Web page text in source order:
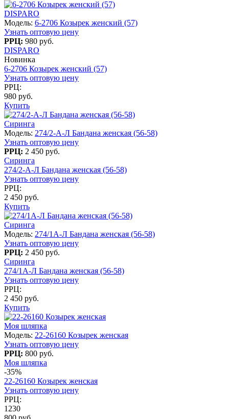
DISPARO
Модель: 6-2706 Козырек женский (57)
Узнать оптовую цену
РРЦ: 980 руб.
DISPARO
Новинка
6-2706 Козырек женский (57)
Узнать оптовую цену
РРЦ:
980 руб.
Купить
Сиринга
Модель: 274/2-A-Л Бандана женская (56-58)
Узнать оптовую цену
РРЦ: 2 450 руб.
Сиринга
274/2-A-Л Бандана женская (56-58)
Узнать оптовую цену
РРЦ:
2 450 руб.
Купить
Сиринга
Модель: 274/1A-Л Бандана женская (56-58)
Узнать оптовую цену
РРЦ: 2 450 руб.
Сиринга
274/1A-Л Бандана женская (56-58)
Узнать оптовую цену
РРЦ:
2 450 руб.
Купить
Моя шляпка
Модель: 22-26160 Козырек женская
Узнать оптовую цену
РРЦ: 800 руб.
Моя шляпка
-35%
22-26160 Козырек женская
Узнать оптовую цену
РРЦ:
1230